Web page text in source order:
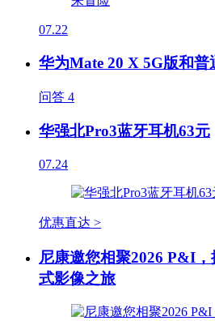
07.22
华为Mate 20 X 5G版和普
问答 4
华强北Pro3蓝牙耳机63元
07.24
优惠直达 >
尼康邀您相聚2026 P&I
式影像之旅